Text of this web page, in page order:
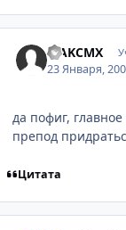
MAKCMX
23 Января,
да пофиг,
препод
Цитата